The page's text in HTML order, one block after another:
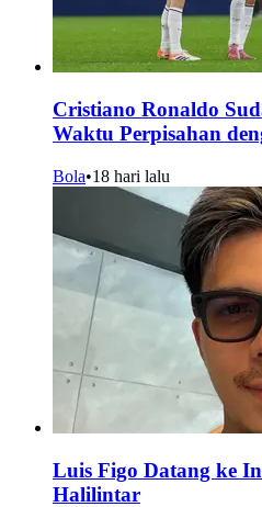
Cristiano Ronaldo
Waktu Perpisahan
Bola•18 hari lalu
Luis Figo Datang ke
Halilintar